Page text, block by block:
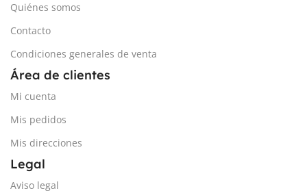
Quiénes somos
Contacto
Condiciones generales de venta
Área de clientes
Mi cuenta
Mis pedidos
Mis direcciones
Legal
Aviso legal